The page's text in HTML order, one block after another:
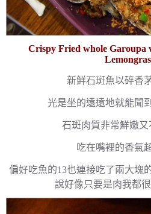
Crispy Fried whole Garoupa
新鮮石斑魚以碎香
光是坐的遠遠地就能聞
石斑肉質非常鮮嫩又
吃在嘴裡的香氣
偏好吃魚的13也連接吃了兩大塊
說好像只要是肉我都